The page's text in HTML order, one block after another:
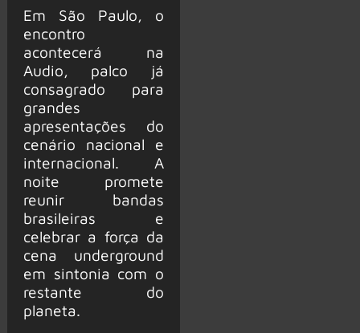
Em São Paulo, o
encontro
acontecerá na
Audio, palco já
consagrado para
grandes
apresentações do
cenário nacional e
internacional. A
noite promete
reunir bandas
brasileiras e
celebrar a força da
cena underground
em sintonia com o
restante do
planeta.